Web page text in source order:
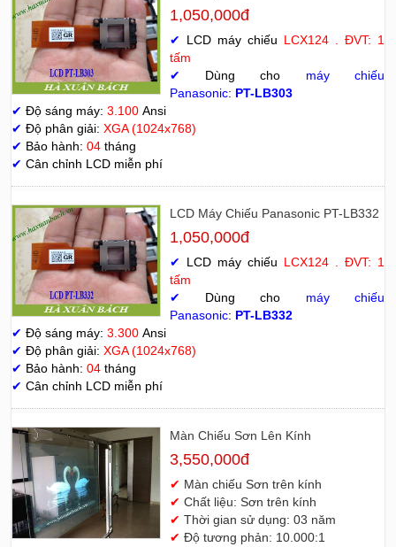
1,050,000đ
✔ LCD máy chiếu LCX124 . ĐVT: 1
tấm
✔
Dùng cho máy chiếu
Panasonic: PT-LB303
✔ Độ sáng máy: 3.100 Ansi
✔ Độ phân giải: XGA (1024x768)
✔ Bảo hành: 04 tháng
✔ Cân chỉnh LCD miễn phí
LCD Máy Chiếu Panasonic PT-LB332
1,050,000đ
✔ LCD máy chiếu LCX124 . ĐVT: 1
tấm
✔
Dùng cho máy chiếu
Panasonic: PT-LB332
✔ Độ sáng máy: 3.300 Ansi
✔ Độ phân giải: XGA (1024x768)
✔ Bảo hành: 04 tháng
✔ Cân chỉnh LCD miễn phí
Màn Chiếu Sơn Lên Kính
3,550,000đ
✔ Màn chiếu Sơn trên kính
✔ Chất liệu: Sơn trên kính
✔ Thời gian sử dụng: 03 năm
✔ Độ tương phản: 10.000:1